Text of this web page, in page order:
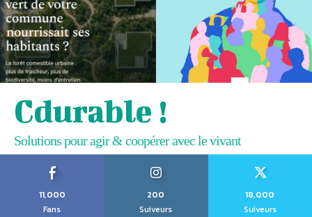
Cdurable !
Solutions pour agir & coopérer avec le vivant
11,000
Fans
200
Suiveurs
18,000
Suiveurs